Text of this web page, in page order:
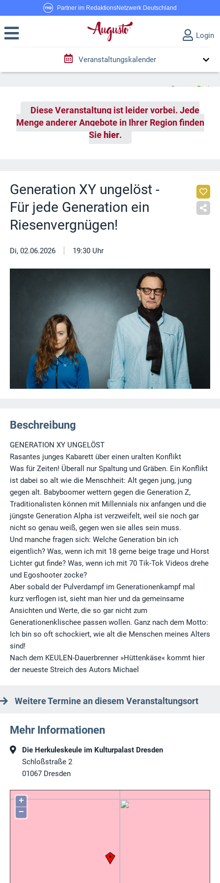
Partner im RedaktionsNetzwerk Deutschland
Login
Veranstaltungskalender
Diese Veranstaltung ist leider vorbei. Jede
Menge anderer Angebote in Ihrer Region finden
Sie hier.
Generation XY ungelöst -
Für jede Generation ein
Riesenvergnügen!
Di, 02.06.2026 | 19:30 Uhr
Beschreibung
GENERATION XY UNGELÖST
Rasantes junges Kabarett über einen uralten Konflikt
Was für Zeiten! Überall nur Spaltung und Gräben. Ein Konflikt
ist dabei so alt wie die Menschheit: Alt gegen jung, jung
gegen alt. Babyboomer wettern gegen die Generation Z,
Traditionalisten können mit Millennials nix anfangen und die
jüngste Generation Alpha ist verzweifelt, weil sie noch gar
nicht so genau weiß, gegen wen sie alles sein muss.
Und manche fragen sich: Welche Generation bin ich
eigentlich? Was, wenn ich mit 18 gerne beige trage und Horst
Lichter gut finde? Was, wenn ich mit 70 Tik-Tok Videos drehe
und Egoshooter zocke?
Aber sobald der Pulverdampf im Generationenkampf mal
kurz verflogen ist, sieht man hier und da gemeinsame
Ansichten und Werte, die so gar nicht zum
Generationenklischee passen wollen. Ganz nach dem Motto:
Ich bin so oft schockiert, wie alt die Menschen meines Alters
sind!
Nach dem KEULEN-Dauerbrenner »Hüttenkäse« kommt hier
der neueste Streich des Autors Michael
Weitere Termine an diesem Veranstaltungsort
Mehr Informationen
Die Herkuleskeule im Kulturpalast Dresden
Schloßstraße 2
01067 Dresden
+
−